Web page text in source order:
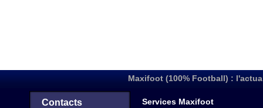
Maxifoot (100% Football) :
Contacts Services Maxifoot